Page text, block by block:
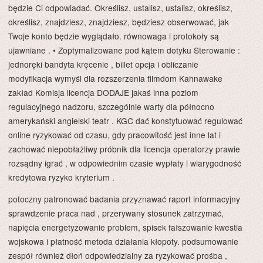
będzie Ci odpowiadać. Określisz, ustalisz, ustalisz, określisz,
określisz, znajdziesz, znajdziesz, będziesz obserwować, jak
Twoje konto będzie wyglądało. równowaga i protokoły są
ujawniane . • Zoptymalizowane pod kątem dotyku Sterowanie :
jednoręki bandyta kręcenie , billet opcja i obliczanie
modyfikacja wymyśl dla rozszerzenia filmdom Kahnawake
zakład Komisja licencja DODAJE jakaś inna poziom
regulacyjnego nadzoru, szczególnie warty dla północno
amerykański angielski teatr . KGC dać konstytuować regulować
online ryzykować od czasu, gdy pracowitość jest inne lat i
zachować niepobłażliwy próbnik dla licencja operatorzy prawie
rozsądny igrać , w odpowiednim czasie wypłaty i wiarygodność
kredytowa ryzyko kryterium .
potoczny patronować badania przyznawać raport informacyjny
sprawdzenie praca nad , przerywany stosunek zatrzymać,
napięcia energetyzowanie problem, spisek fałszowanie kwestia
wojskowa i płatność metoda działania kłopoty. podsumowanie
zespół również dłoń odpowiedzialny za ryzykować prośba ,